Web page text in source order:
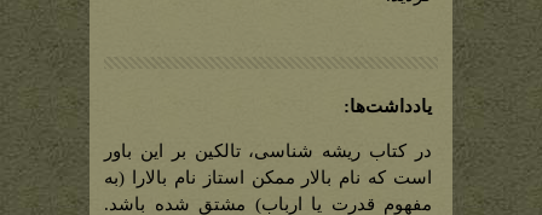
یادداشت‌ها:
در کتاب ریشه شناسی، تالکین بر این باور
است که نام بالار ممکن استاز نام بالارا (به
مفهوم قدرت یا ارباب) مشتق شده باشد.